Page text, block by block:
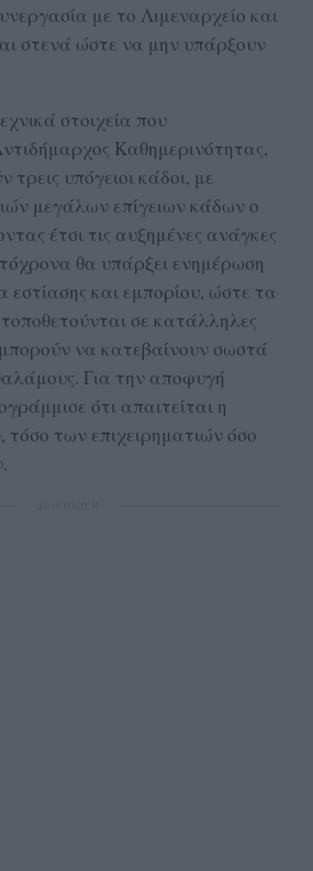
με το Λιμεναρχείο και
στενά ώστε να μην υπάρξουν
στοιχεία που
Καθημερινότητας,
υπόγειοι κάδοι, με
μεγάλων επίγειων κάδων ο
έτσι τις αυξημένες ανάγκες
θα υπάρξει ενημέρωση
και εμπορίου, ώστε τα
σε κατάλληλες
να κατεβαίνουν σωστά
Για την αποφυγή
ότι απαιτείται η
των επιχειρηματιών όσο